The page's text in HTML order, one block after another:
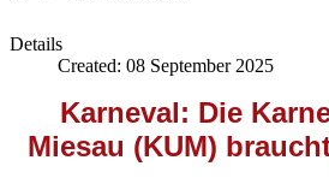
Details
Created: 08 September 2025
Karneval: Die
Miesau (KUM)